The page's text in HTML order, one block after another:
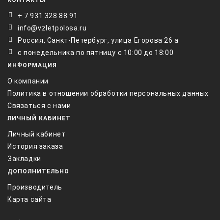
+ 7 931 328 88 91
info@vzletpolosa.ru
Россия, Санкт-Петербург, улица Егорова 26 а
с понедельника по пятницу с 10:00 до 18:00
ИНФОРМАЦИЯ
О компании
Политика в отношении обработки персональных данных
Связаться с нами
ЛИЧНЫЙ КАБИНЕТ
Личный кабинет
История заказа
Закладки
ДОПОЛНИТЕЛЬНО
Производитель
Карта сайта